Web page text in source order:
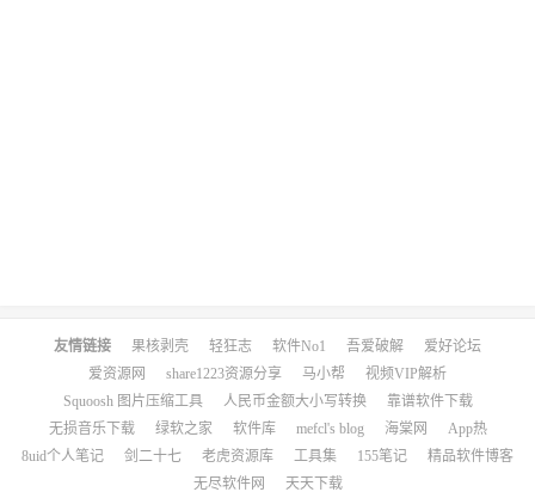
友情链接 果核剥壳 轻狂志 软件No1 吾爱破解
爱好论坛
爱资源网
share1223资源分享 马小帮
视频VIP解析
Squoosh 图片压缩工具
人民币金额大小写转换
靠谱软件下载
无损音乐下载
绿软之家 软件库 mefcl's blog 海棠网
App热
8uid个人笔记
剑二十七 老虎资源库 工具集 155笔记
精品软件博客
无尽软件网
天天下载